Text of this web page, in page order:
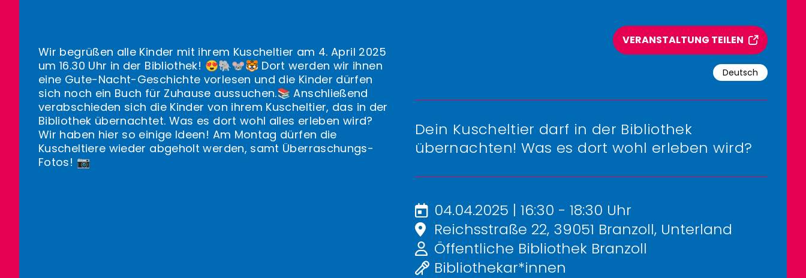
Wir begrüßen alle Kinder mit ihrem Kuscheltier am 4. April 2025
um 16.30 Uhr in der Bibliothek! 😍🐘🐭🐯 Dort werden wir ihnen
eine Gute-Nacht-Geschichte vorlesen und die Kinder dürfen
sich noch ein Buch für Zuhause aussuchen.📚 Anschließend
verabschieden sich die Kinder von ihrem Kuscheltier, das in der
Bibliothek übernachtet. Was es dort wohl alles erleben wird?
Wir haben hier so einige Ideen! Am Montag dürfen die
Kuscheltiere wieder abgeholt werden, samt Überraschungs-
Fotos! 📷
VERANSTALTUNG TEILEN
Deutsch
Dein Kuscheltier darf in der Bibliothek
übernachten! Was es dort wohl erleben wird?
04.04.2025 | 16:30 - 18:30 Uhr
Reichsstraße 22, 39051 Branzoll, Unterland
Öffentliche Bibliothek Branzoll
Bibliothekar*innen